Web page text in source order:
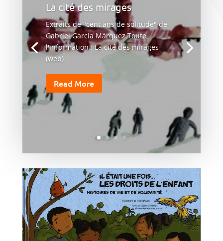
La cité des mirages
Extraits de "cent ans de solitude" de
Gabriel García Márquez Toute
l'information : La cité des mirages
(web)
Read More